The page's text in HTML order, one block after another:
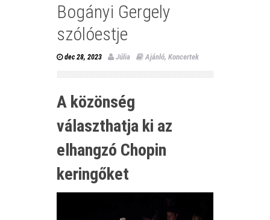
Bogányi Gergely
szólóestje
dec 28, 2023 Júlia Ajánló, Koncertek
A közönség
választhatja ki az
elhangzó Chopin
keringőket